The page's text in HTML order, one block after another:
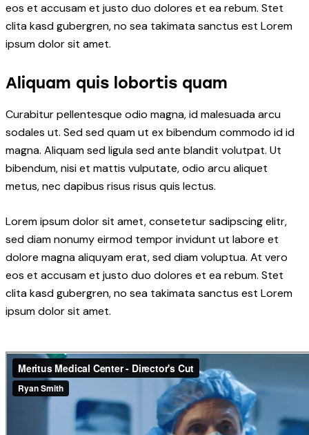
eos et accusam et justo duo dolores et ea rebum. Stet
clita kasd gubergren, no sea takimata sanctus est Lorem
ipsum dolor sit amet.
Aliquam quis lobortis quam
Curabitur pellentesque odio magna, id malesuada arcu
sodales ut. Sed sed quam ut ex bibendum commodo id id
magna. Aliquam sed ligula sed ante blandit volutpat. Ut
bibendum, nisi et mattis vulputate, odio arcu aliquet
metus, nec dapibus risus risus quis lectus.
Lorem ipsum dolor sit amet, consetetur sadipscing elitr,
sed diam nonumy eirmod tempor invidunt ut labore et
dolore magna aliquyam erat, sed diam voluptua. At vero
eos et accusam et justo duo dolores et ea rebum. Stet
clita kasd gubergren, no sea takimata sanctus est Lorem
ipsum dolor sit amet.